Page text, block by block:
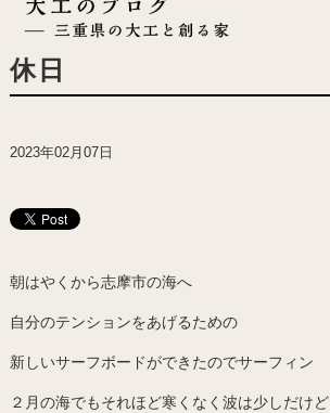
休日
2023年02月07日
朝はやくから志摩市の海へ
自分のテンションをあげるための
新しいサーフボードができたのでサーフィン
２月の海でもそれほど寒くなく波は少しだけど